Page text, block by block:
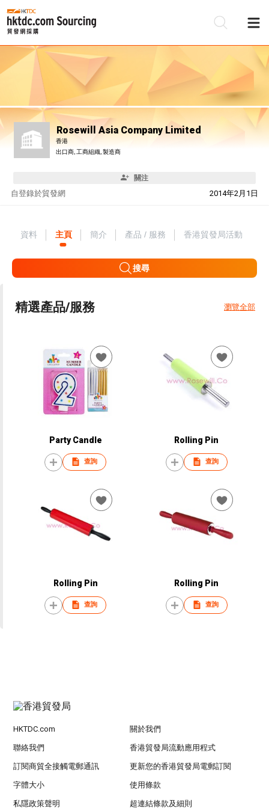
Rosewill Asia Company Limited
香港
出口商, 工商組織, 製造商
關注
自 2014年2月1日
登錄於貿發網
資料 主頁 簡介 產品 / 服務 香港貿發局活動
搜尋
精選產品/服務 瀏覽全部
Party Candle
查詢
Rolling Pin
查詢
Rolling Pin
查詢
Rolling Pin
查詢
HKTDC.com 關於我們
聯絡我們 香港貿發局流動應用程式
訂閱商貿全接觸電郵通訊 更新您的香港貿發局電郵訂閱
字體大小 使用條款
私隱政策聲明 超連結條款及細則